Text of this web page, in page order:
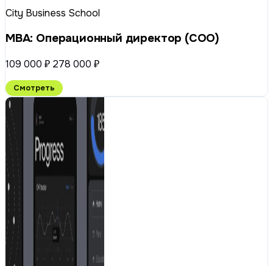
City Business School
МВА: Операционный директор (COO)
109 000 ₽ 278 000 ₽
Смотреть